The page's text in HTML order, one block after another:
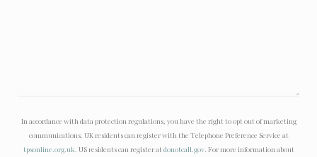
In accordance with data protection regulations, you have the right to opt out of marketing
communications. UK residents can register with the Telephone Preference Service at
tpsonline.org.uk . US residents can register at donotcall.gov. For more information about